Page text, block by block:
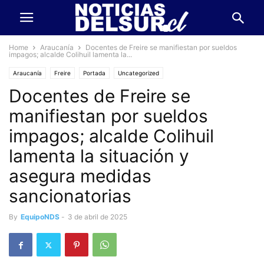
Home Araucanía
Docentes de Freire se manifiestan por sueldos
impagos; alcalde Colihuil lamenta la...
Araucanía Freire Portada Uncategorized
Docentes de Freire se
manifiestan por sueldos
impagos; alcalde Colihuil
lamenta la situación y
asegura medidas
sancionatorias
By EquipoNDS - 3 de abril de 2025